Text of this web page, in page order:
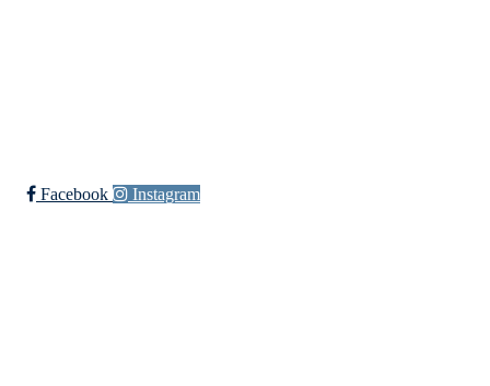
Facebook Instagram